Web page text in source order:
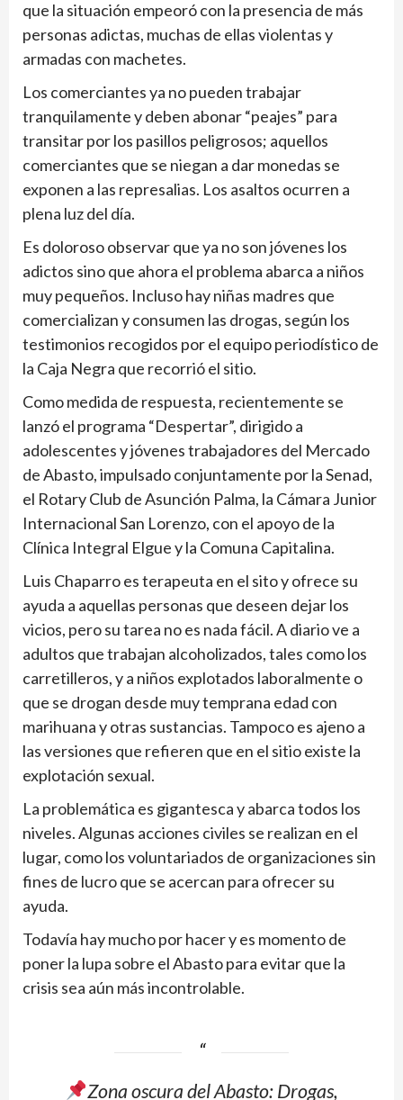
que la situación empeoró con la presencia de más
personas adictas, muchas de ellas violentas y
armadas con machetes.
Los comerciantes ya no pueden trabajar
tranquilamente y deben abonar “peajes” para
transitar por los pasillos peligrosos; aquellos
comerciantes que se niegan a dar monedas se
exponen a las represalias. Los asaltos ocurren a
plena luz del día.
Es doloroso observar que ya no son jóvenes los
adictos sino que ahora el problema abarca a niños
muy pequeños. Incluso hay niñas madres que
comercializan y consumen las drogas, según los
testimonios recogidos por el equipo periodístico de
la Caja Negra que recorrió el sitio.
Como medida de respuesta, recientemente se
lanzó el programa “Despertar”, dirigido a
adolescentes y jóvenes trabajadores del Mercado
de Abasto, impulsado conjuntamente por la Senad,
el Rotary Club de Asunción Palma, la Cámara Junior
Internacional San Lorenzo, con el apoyo de la
Clínica Integral Elgue y la Comuna Capitalina.
Luis Chaparro es terapeuta en el sito y ofrece su
ayuda a aquellas personas que deseen dejar los
vicios, pero su tarea no es nada fácil. A diario ve a
adultos que trabajan alcoholizados, tales como los
carretilleros, y a niños explotados laboralmente o
que se drogan desde muy temprana edad con
marihuana y otras sustancias. Tampoco es ajeno a
las versiones que refieren que en el sitio existe la
explotación sexual.
La problemática es gigantesca y abarca todos los
niveles. Algunas acciones civiles se realizan en el
lugar, como los voluntariados de organizaciones sin
fines de lucro que se acercan para ofrecer su
ayuda.
Todavía hay mucho por hacer y es momento de
poner la lupa sobre el Abasto para evitar que la
crisis sea aún más incontrolable.
Zona oscura del Abasto: Drogas,